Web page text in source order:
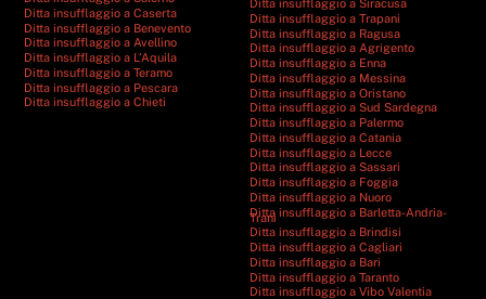
Ditta insufflaggio a Caserta
Ditta insufflaggio a Benevento
Ditta insufflaggio a Avellino
Ditta insufflaggio a L’Aquila
Ditta insufflaggio a Teramo
Ditta insufflaggio a Pescara
Ditta insufflaggio a Chieti
Ditta insufflaggio a Siracusa
Ditta insufflaggio a Trapani
Ditta insufflaggio a Ragusa
Ditta insufflaggio a Agrigento
Ditta insufflaggio a Enna
Ditta insufflaggio a Messina
Ditta insufflaggio a Oristano
Ditta insufflaggio a Sud Sardegna
Ditta insufflaggio a Palermo
Ditta insufflaggio a Catania
Ditta insufflaggio a Lecce
Ditta insufflaggio a Sassari
Ditta insufflaggio a Foggia
Ditta insufflaggio a Nuoro
Ditta insufflaggio a Barletta-Andria-
Trani
Ditta insufflaggio a Brindisi
Ditta insufflaggio a Cagliari
Ditta insufflaggio a Bari
Ditta insufflaggio a Taranto
Ditta insufflaggio a Vibo Valentia